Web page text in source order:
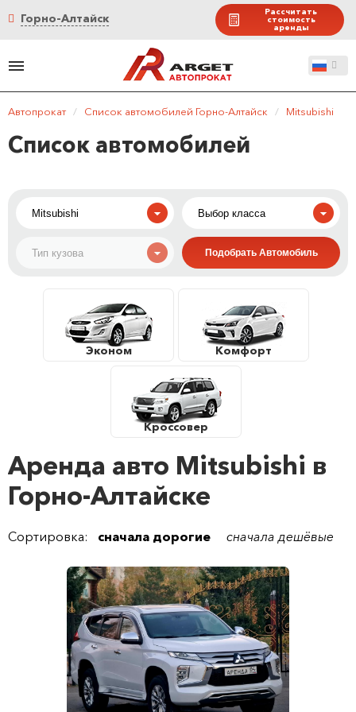
Горно-Алтайск Рассчитать
стоимость
аренды
Автопрокат / Список автомобилей Горно-Алтайск / Mitsubishi
Список автомобилей
Эконом Комфорт
Кроссовер
Аренда авто Mitsubishi в
Горно-Алтайске
Сортировка: сначала дорогие сначала дешёвые